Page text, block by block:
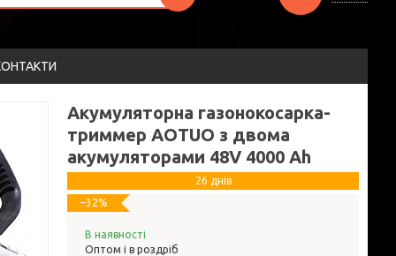
Акумуляторна газонокосарка-
триммер AOTUO з двома
акумуляторами 48V 4000 Ah
26 днів
–32%
В наявності
Оптом і в роздріб